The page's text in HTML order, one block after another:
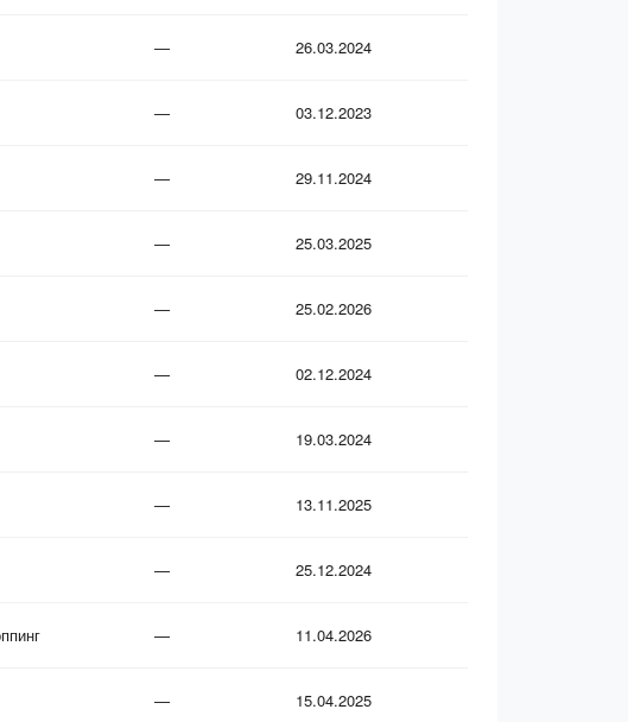
— 26.03.2024
— 03.12.2023
— 29.11.2024
— 25.03.2025
— 25.02.2026
— 02.12.2024
— 19.03.2024
— 13.11.2025
— 25.12.2024
— 11.04.2026
— 15.04.2025